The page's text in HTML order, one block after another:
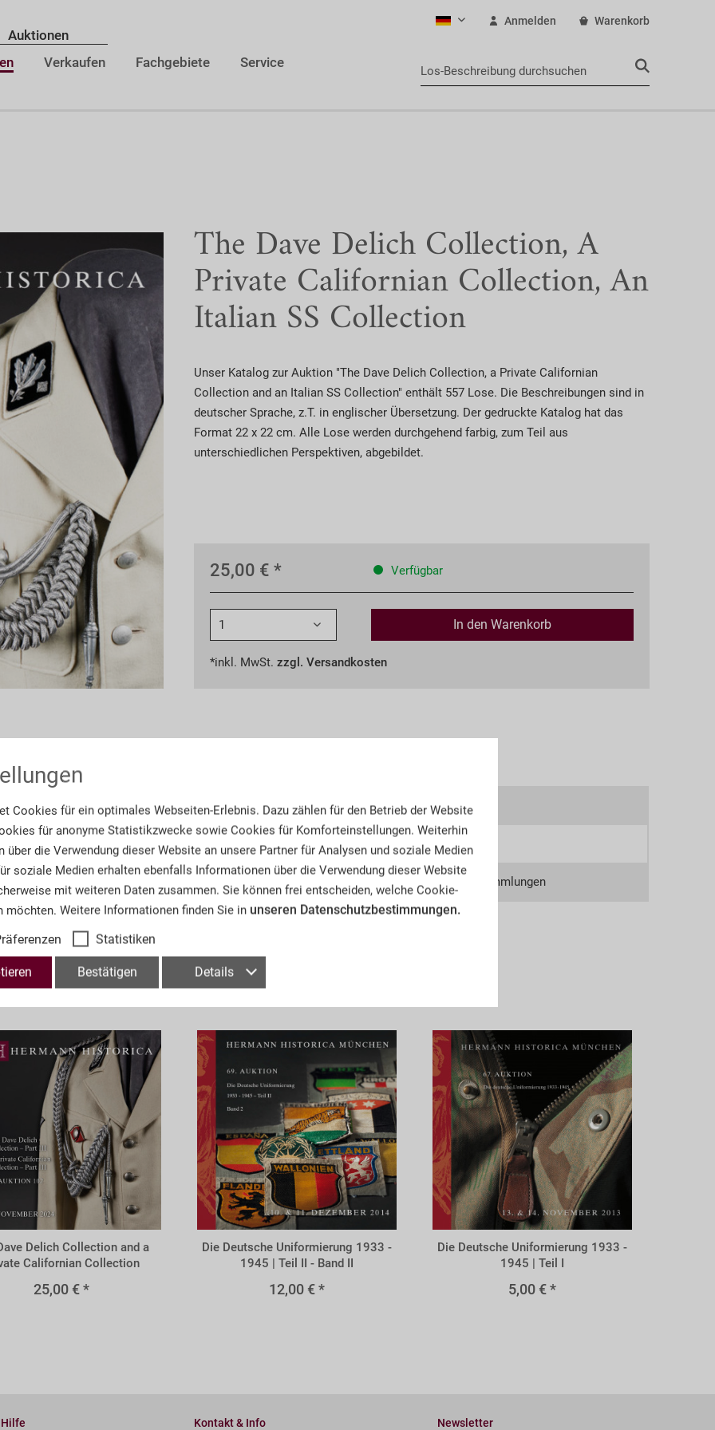
Auktionen
Verkaufen Fachgebiete Service
Deutsch Anmelden Warenkorb
The Dave Delich Collection, A
Private Californian Collection, An
Italian SS Collection
Unser Katalog zur Auktion "The Dave Delich Collection, a Private Californian
Collection and an Italian SS Collection" enthält 557 Lose. Die Beschreibungen sind in
deutscher Sprache, z.T. in englischer Übersetzung. Der gedruckte Katalog hat das
Format 22 x 22 cm. Alle Lose werden durchgehend farbig, zum Teil aus
unterschiedlichen Perspektiven, abgebildet.
25,00 € * Verfügbar
In den Warenkorb
*inkl. MwSt. zzgl. Versandkosten
Artikel-Nr.: A98z
Anzahl der Lose: 557
Fachthema: Deutsche Zeitgeschichte, Sammlungen
Delich Collection and a
Californian Collection
25,00 € *
A69v
Die Deutsche Uniformierung 1933 -
1945 | Teil II - Band II
12,00 € *
A67x
Die Deutsche Uniformierung 1933 -
1945 | Teil I
5,00 € *
Hilfe Kontakt & Info Newsletter
Cookies für ein optimales Webseiten-Erlebnis. Dazu zählen für den Betrieb der Website
für anonyme Statistikzwecke sowie Cookies für Komforteinstellungen. Weiterhin
über die Verwendung dieser Website an unsere Partner für Analysen und soziale Medien
soziale Medien erhalten ebenfalls Informationen über die Verwendung dieser Website
mit weiteren Daten zusammen. Sie können frei entscheiden, welche Cookie-
möchten. Weitere Informationen finden Sie in unseren Datenschutzbestimmungen.
Statistiken
Bestätigen Details